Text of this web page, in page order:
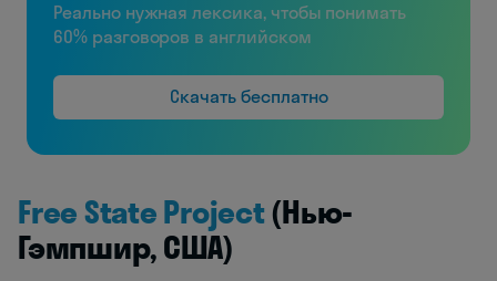
Реально нужная лексика, чтобы понимать
60% разговоров в английском
Скачать бесплатно
Free State Project(Нью-
Гэмпшир, США)